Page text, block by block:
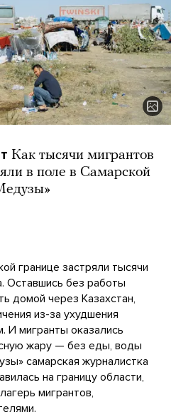
Как тысячи мигрантов
в поле в Самарской
границе застряли тысячи
Оставшись без работы
домой через Казахстан,
из-за ухудшения
И мигранты оказались
жару — без еды, воды
самарская журналистка
на границу области,
мигрантов,